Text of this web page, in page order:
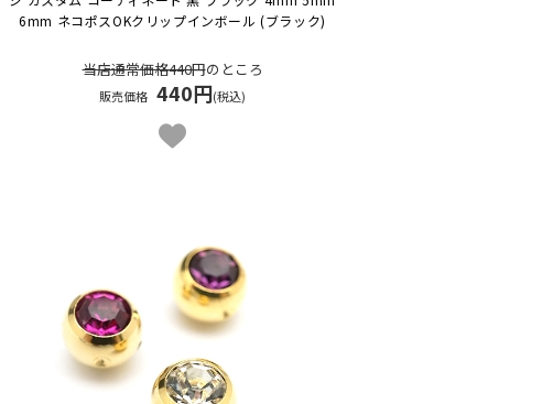
6mm ネコポスOKクリップインボール (ブラック)
当店通常価格440円のところ
販売価格 440円(税込)